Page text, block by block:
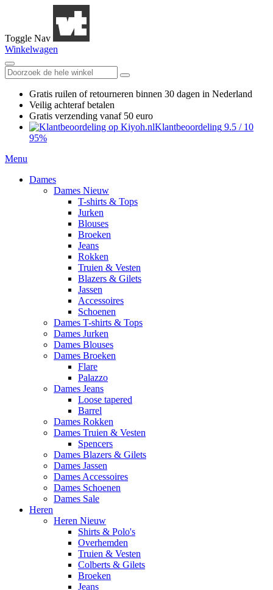
Toggle Nav
Winkelwagen
Gratis ruilen of retourneren binnen 30 dagen in Nederland
Veilig achteraf betalen
Gratis verzending vanaf 50 euro
Klantbeoordeling 9.5 / 10
95%
Menu
Dames
Dames Nieuw
T-shirts & Tops
Jurken
Blouses
Broeken
Jeans
Rokken
Truien & Vesten
Blazers & Gilets
Jassen
Accessoires
Schoenen
Dames T-shirts & Tops
Dames Jurken
Dames Blouses
Dames Broeken
Flare
Palazzo
Dames Jeans
Loose tapered
Barrel
Dames Rokken
Dames Truien & Vesten
Spencers
Dames Blazers & Gilets
Dames Jassen
Dames Accessoires
Dames Schoenen
Dames Sale
Heren
Heren Nieuw
Shirts & Polo's
Overhemden
Truien & Vesten
Colberts & Gilets
Broeken
Jeans